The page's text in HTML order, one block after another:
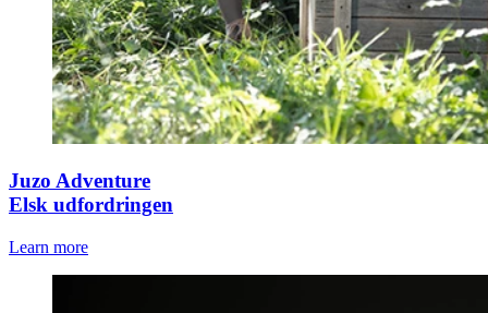
Juzo Adventure
Elsk udfordringen
Learn more